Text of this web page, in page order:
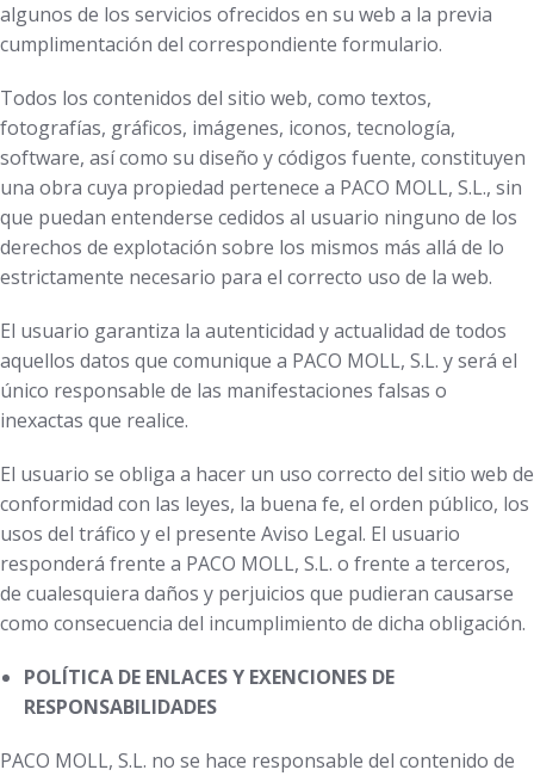
algunos de los servicios ofrecidos en su web a la previa
cumplimentación del correspondiente formulario.
Todos los contenidos del sitio web, como textos,
fotografías, gráficos, imágenes, iconos, tecnología,
software, así como su diseño y códigos fuente, constituyen
una obra cuya propiedad pertenece a PACO MOLL, S.L., sin
que puedan entenderse cedidos al usuario ninguno de los
derechos de explotación sobre los mismos más allá de lo
estrictamente necesario para el correcto uso de la web.
El usuario garantiza la autenticidad y actualidad de todos
aquellos datos que comunique a PACO MOLL, S.L. y será el
único responsable de las manifestaciones falsas o
inexactas que realice.
El usuario se obliga a hacer un uso correcto del sitio web de
conformidad con las leyes, la buena fe, el orden público, los
usos del tráfico y el presente Aviso Legal. El usuario
responderá frente a PACO MOLL, S.L. o frente a terceros,
de cualesquiera daños y perjuicios que pudieran causarse
como consecuencia del incumplimiento de dicha obligación.
POLÍTICA DE ENLACES Y EXENCIONES DE
RESPONSABILIDADES
PACO MOLL, S.L. no se hace responsable del contenido de